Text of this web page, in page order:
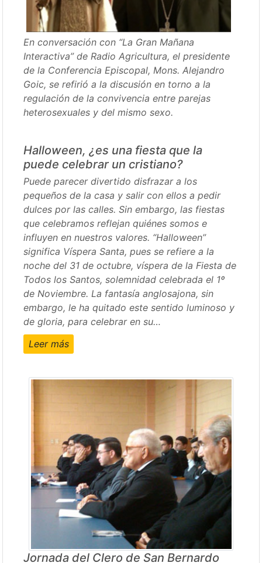
En conversación con “La Gran Mañana
Interactiva” de Radio Agricultura, el presidente
de la Conferencia Episcopal, Mons. Alejandro
Goic, se refirió a la discusión en torno a la
regulación de la convivencia entre parejas
heterosexuales y del mismo sexo.
Halloween, ¿es una fiesta que la
puede celebrar un cristiano?
Puede parecer divertido disfrazar a los
pequeños de la casa y salir con ellos a pedir
dulces por las calles. Sin embargo, las fiestas
que celebramos reflejan quiénes somos e
influyen en nuestros valores. “Halloween”
significa Víspera Santa, pues se refiere a la
noche del 31 de octubre, víspera de la Fiesta de
Todos los Santos, solemnidad celebrada el 1º
de Noviembre. La fantasía anglosajona, sin
embargo, le ha quitado este sentido luminoso y
de gloria, para celebrar en su…
Leer más
Jornada del Clero de San Bernardo